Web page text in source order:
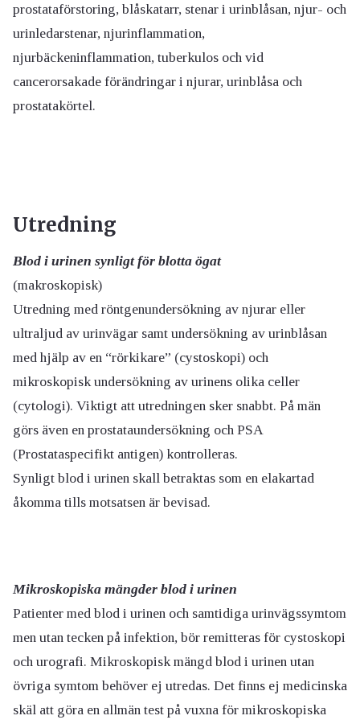
prostataförstoring, blåskatarr, stenar i urinblåsan, njur- och
urinledarstenar, njurinflammation,
njurbäckeninflammation, tuberkulos och vid
cancerorsakade förändringar i njurar, urinblåsa och
prostatakörtel.
Utredning
Blod i urinen synligt för blotta ögat
(makroskopisk)
Utredning med röntgenundersökning av njurar eller
ultraljud av urinvägar samt undersökning av urinblåsan
med hjälp av en “rörkikare” (cystoskopi) och
mikroskopisk undersökning av urinens olika celler
(cytologi). Viktigt att utredningen sker snabbt. På män
görs även en prostataundersökning och PSA
(Prostataspecifikt antigen) kontrolleras.
Synligt blod i urinen skall betraktas som en elakartad
åkomma tills motsatsen är bevisad.
Mikroskopiska mängder blod i urinen
Patienter med blod i urinen och samtidiga urinvägssymtom
men utan tecken på infektion, bör remitteras för cystoskopi
och urografi. Mikroskopisk mängd blod i urinen utan
övriga symtom behöver ej utredas. Det finns ej medicinska
skäl att göra en allmän test på vuxna för mikroskopiska